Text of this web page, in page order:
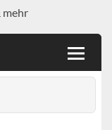
mehr